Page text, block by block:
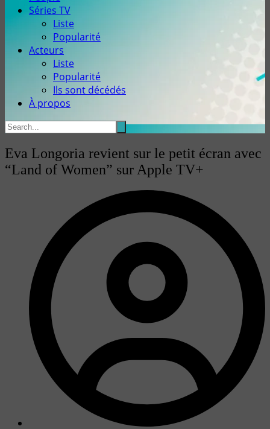
Séries TV
Liste
Popularité
Acteurs
Liste
Popularité
Ils sont décédés
À propos
Eva Longoria revient sur le petit écran avec
“Land of Women” sur Apple TV+